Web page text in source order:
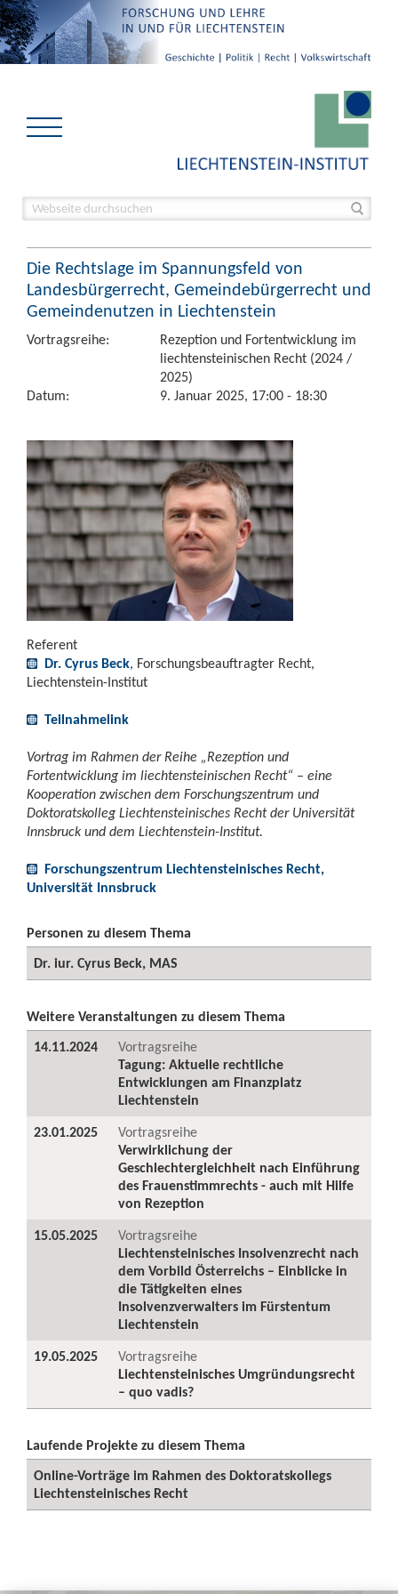
Die Rechtslage im Spannungsfeld von
Landesbürgerrecht, Gemeindebürgerrecht und
Gemeindenutzen in Liechtenstein
Vortragsreihe:
Rezeption und Fortentwicklung im
liechtensteinischen Recht (2024 /
2025)
Datum:
9. Januar 2025, 17:00 - 18:30
Referent
Dr. Cyrus Beck, Forschungsbeauftragter Recht,
Liechtenstein-Institut
Teilnahmelink
Vortrag im Rahmen der Reihe „Rezeption und
Fortentwicklung im liechtensteinischen Recht“ – eine
Kooperation zwischen dem Forschungszentrum und
Doktoratskolleg Liechtensteinisches Recht der Universität
Innsbruck und dem Liechtenstein-Institut.
Forschungszentrum Liechtensteinisches Recht,
Universität Innsbruck
Personen zu diesem Thema
Dr. iur. Cyrus Beck, MAS
Weitere Veranstaltungen zu diesem Thema
14.11.2024
Vortragsreihe
Tagung: Aktuelle rechtliche
Entwicklungen am Finanzplatz
Liechtenstein
23.01.2025
Vortragsreihe
Verwirklichung der
Geschlechtergleichheit nach Einführung
des Frauenstimmrechts - auch mit Hilfe
von Rezeption
15.05.2025
Vortragsreihe
Liechtensteinisches Insolvenzrecht nach
dem Vorbild Österreichs – Einblicke in
die Tätigkeiten eines
Insolvenzverwalters im Fürstentum
Liechtenstein
19.05.2025
Vortragsreihe
Liechtensteinisches Umgründungsrecht
– quo vadis?
Laufende Projekte zu diesem Thema
Online-Vorträge im Rahmen des Doktoratskollegs
Liechtensteinisches Recht